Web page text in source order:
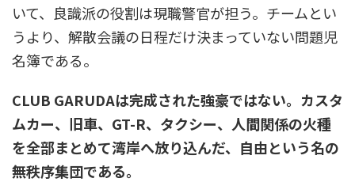
いて、良識派の役割は現職警官が担う。チームとい
うより、解散会議の日程だけ決まっていない問題児
名簿である。
CLUB GARUDAは完成された強豪ではない。カスタ
ムカー、旧車、GT-R、タクシー、人間関係の火種
を全部まとめて湾岸へ放り込んだ、自由という名の
無秩序集団である。